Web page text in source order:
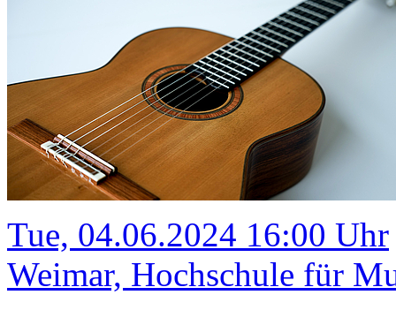
Tue, 04.06.2024 16:00 Uhr
Weimar, Hochschule für